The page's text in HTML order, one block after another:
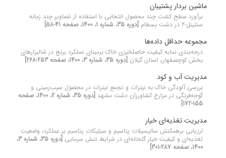
ماشین بردار پشتیبان
برآورد سطح کشت چند محصول انتخابی با استفاده از تصاویر چند زمانه
سنتینل-2 در دشت بسطام
[دوره 35، شماره 1، 1400، صفحه 41-58]
مجموعه حداقل داده‌ها
درجه‌بندی نمایه کیفیت حاصلخیزی خاک برمبنای عملکرد برنج در شالیزارهای
بخش کوچصفهان استان گیلان [دوره 35، شماره 3، 1400، صفحه 253-268]
مدیریت آب و کود
بررسی آلودگی خاک به نیترات و تجمع نیترات در محصول سیب‌زمینی و
گوجه‌فرنگی در مزارع کشاورزان دشت مشهد
[دوره 35، شماره 2، 1400، صفحه
155-172]
مدیریت تغذیه‌ای خیار
ارزیابی برهمکنش سالیسیلات پتاسیم و سیلیکات پتاسیم بر عملکرد، وضعیت
تغذیه‌ای و کیفیت خیار گلخانه‌ای در شرایط تنش سرمایی
[دوره 35، شماره 3،
1400، صفحه 287-301]